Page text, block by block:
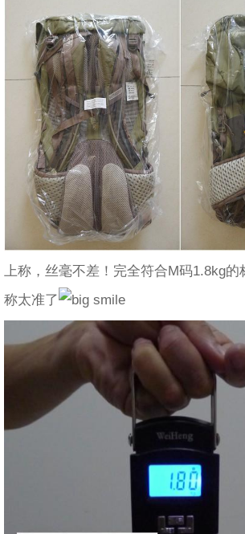
上称，丝毫不差！完全符合M码1.8kg
称太准了